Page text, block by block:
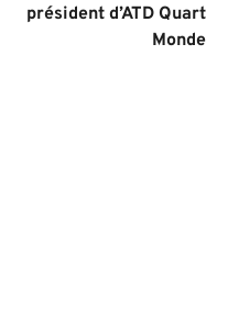
président d’ATD Quart
Monde